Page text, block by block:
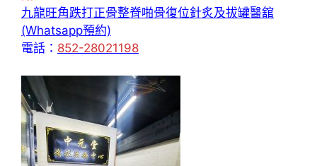
九龍旺角跌打正骨整脊啪骨復位針炙及拔罐醫舘
(Whatsapp預約)
電話： 852-28021198